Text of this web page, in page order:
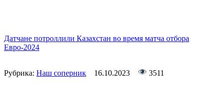
Датчане потроллили Казахстан во время матча отбора
Евро-2024
Рубрика: Наш соперник 16.10.2023 3511